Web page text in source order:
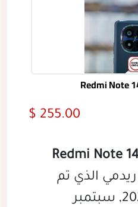
Redmi Note
255.00 $
Redmi Note
الذي تم